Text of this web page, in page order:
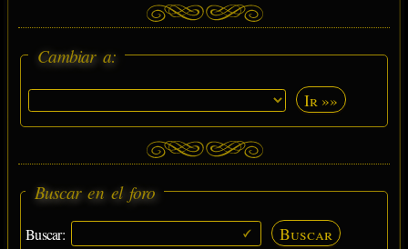
Cambiar a:
Ir »»
Buscar en el foro
Buscar: Buscar